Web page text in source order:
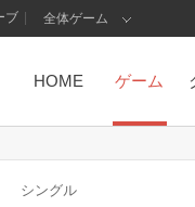
ブ 全体ゲーム
HOME ゲーム
シングル